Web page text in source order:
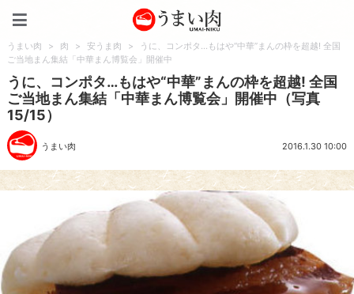
うまい肉 > 肉 > 安うま肉 >
うに、コンポタ…もはや“中華”まんの枠を超越! 全国
ご当地まん集結「中華まん博覧会」開催中
うに、コンポタ…もはや“中華”まんの枠を超越! 全国
ご当地まん集結「中華まん博覧会」開催中（写真
15/15）
うまい肉 2016.1.30 10:00